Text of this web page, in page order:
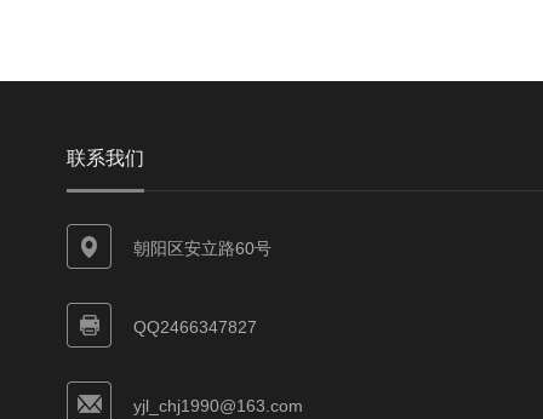
联系我们
朝阳区安立路60号
QQ2466347827
yjl_chj1990@163.com